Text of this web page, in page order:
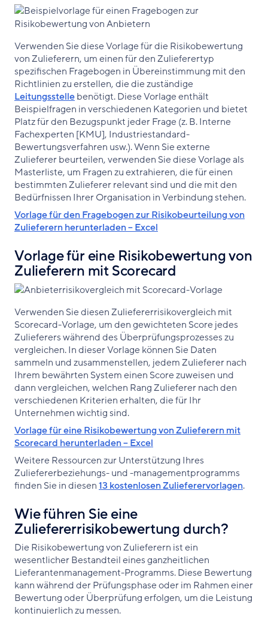
Verwenden Sie diese Vorlage für die Risikobewertung
von Zulieferern, um einen für den Zulieferertyp
spezifischen Fragebogen in Übereinstimmung mit den
Richtlinien zu erstellen, die die zuständige
Leitungsstellebenötigt. Diese Vorlage enthält
Beispielfragen in verschiedenen Kategorien und bietet
Platz für den Bezugspunkt jeder Frage (z. B. Interne
Fachexperten [KMU], Industriestandard-
Bewertungsverfahren usw.). Wenn Sie externe
Zulieferer beurteilen, verwenden Sie diese Vorlage als
Masterliste, um Fragen zu extrahieren, die für einen
bestimmten Zulieferer relevant sind und die mit den
Bedürfnissen Ihrer Organisation in Verbindung stehen.
Vorlage für den Fragebogen zur Risikobeurteilung von
Zulieferern herunterladen – Excel
Vorlage für eine Risikobewertung von
Zulieferern mit Scorecard
Verwenden Sie diesen Zuliefererrisikovergleich mit
Scorecard-Vorlage, um den gewichteten Score jedes
Zulieferers während des Überprüfungsprozesses zu
vergleichen. In dieser Vorlage können Sie Daten
sammeln und zusammenstellen, jedem Zulieferer nach
Ihrem bewährten System einen Score zuweisen und
dann vergleichen, welchen Rang Zulieferer nach den
verschiedenen Kriterien erhalten, die für Ihr
Unternehmen wichtig sind.
Vorlage für eine Risikobewertung von Zulieferern mit
Scorecard herunterladen – Excel
Weitere Ressourcen zur Unterstützung Ihres
Zuliefererbeziehungs- und -managementprogramms
finden Sie in diesen13 kostenlosen Zulieferervorlagen.
Wie führen Sie eine
Zuliefererrisikobewertung durch?
Die Risikobewertung von Zulieferern ist ein
wesentlicher Bestandteil eines ganzheitlichen
Lieferantenmanagement-Programms. Diese Bewertung
kann während der Prüfungsphase oder im Rahmen einer
Bewertung oder Überprüfung erfolgen, um die Leistung
kontinuierlich zu messen.